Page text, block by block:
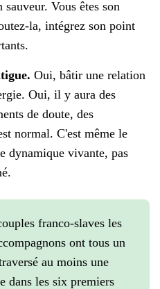
Vous êtes son
la, intégrez son point
Oui, bâtir une relation
Oui, il y aura des
de doute, des
normal. C'est même le
dynamique vivante, pas
franco-slaves les
ont tous un
au moins une
dans les six premiers